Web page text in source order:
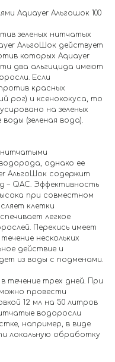
Aquayer Альгошок 100
зеленых нитчатых
АльгоШок действует
которых Aquayer
два альгицида имеют
Если
красных
рог) и ксенококуса, то
на зеленых
(зеленая вода).
нитчатыми
однако ее
АльгоШок содержит
– QAC. Эффективность
при совместном
клетки
легкое
Перекись имеет
нескольких
действие и
из воды с подменами.
течение трех дней. При
провести
12 мл на 50 литров
водоросли
например, в виде
локальную обработку